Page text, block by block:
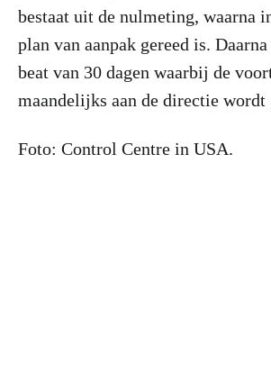
bestaat uit de nulmeting, waarna
plan van aanpak gereed is.
beat van 30 dagen waarbij de
maandelijks aan de directie wordt
Foto: Control Centre in USA.